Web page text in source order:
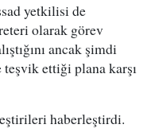
yetkilisi de
olarak görev
ancak şimdi
ettiği plana karşı
haberleştirdi.